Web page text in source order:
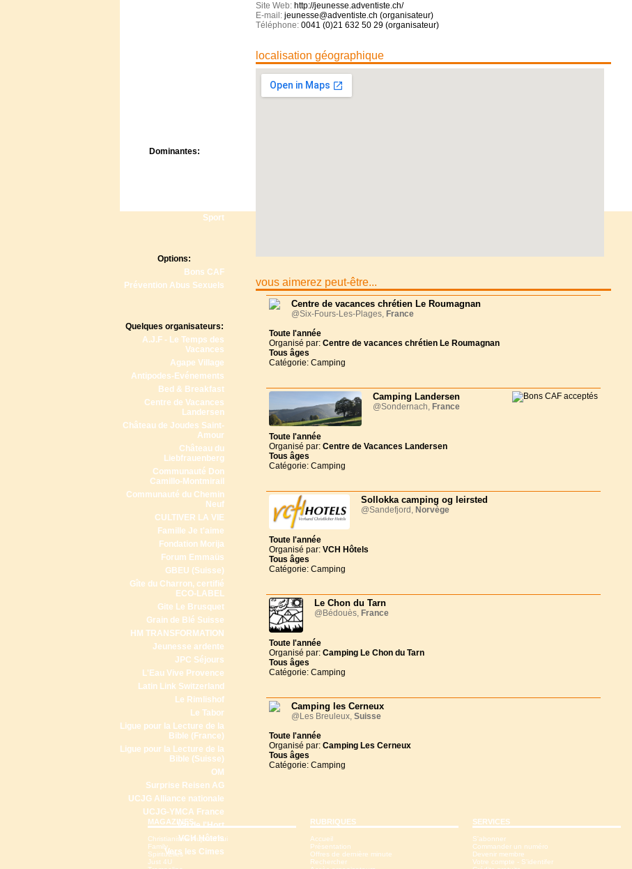
Dominantes:
Sport
Options:
Bons CAF
Prévention Abus Sexuels
Quelques organisateurs:
A.J.F - Le Temps des
Vacances
Agape Village
Antipodes-Evénements
Bed & Breakfast
Centre de Vacances
Landersen
Château de Joudes Saint-
Amour
Château du
Liebfrauenberg
Communauté Don
Camillo-Montmirail
Communauté du Chemin
Neuf
CULTIVER LA VIE
Famille Je t'aime
Fondation Morija
Forum Emmaüs
GBEU (Suisse)
Gîte du Charron, certifié
ECO-LABEL
Gite Le Brusquet
Grain de Blé Suisse
HM TRANSFORMATION
Jeunesse ardente
JPC Séjours
L'Eau Vive Provence
Latin Link Switzerland
Le Rimlishof
Le Tabor
Ligue pour la Lecture de la
Bible (France)
Ligue pour la Lecture de la
Bible (Suisse)
OM
Surprise Reisen AG
UCJG Alliance nationale
UCJG-YMCA France
Val de l'Hort
VCH Hôtels
Vers les Cimes
Site Web: http://jeunesse.adventiste.ch/
E-mail: jeunesse@adventiste.ch (organisateur)
Téléphone: 0041 (0)21 632 50 29 (organisateur)
localisation géographique
vous aimerez peut-être...
Centre de vacances chrétien Le Roumagnan
@Six-Fours-Les-Plages, France
Toute l'année
Organisé par: Centre de vacances chrétien Le Roumagnan
Tous âges
Catégorie: Camping
Camping Landersen
@Sondernach, France
Toute l'année
Organisé par: Centre de Vacances Landersen
Tous âges
Catégorie: Camping
Sollokka camping og leirsted
@Sandefjord, Norvège
Toute l'année
Organisé par: VCH Hôtels
Tous âges
Catégorie: Camping
Le Chon du Tarn
@Bédouès, France
Toute l'année
Organisé par: Camping Le Chon du Tarn
Tous âges
Catégorie: Camping
Camping les Cerneux
@Les Breuleux, Suisse
Toute l'année
Organisé par: Camping Les Cerneux
Tous âges
Catégorie: Camping
MAGAZINES
Christianisme Aujourd'hui
Family
SpirituElles
Just 4U
RUBRIQUES
Accueil
Présentation
Offres de dernière minute
Rechercher
SERVICES
S'abonner
Commander un numéro
Devenir membre
Votre compte - S'identifer